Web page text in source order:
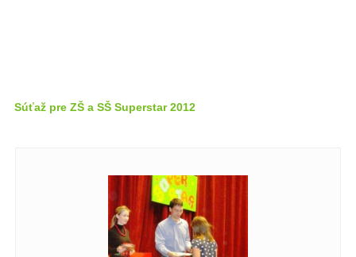
Súťaž pre ZŠ a SŠ Superstar 2012